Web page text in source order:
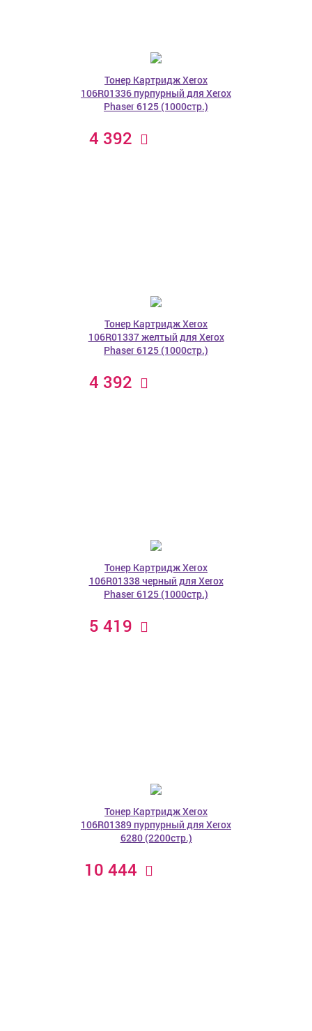
Тонер Картридж Xerox
106R01336 пурпурный для Xerox
Phaser 6125 (1000стр.)
4 392
Тонер Картридж Xerox
106R01337 желтый для Xerox
Phaser 6125 (1000стр.)
4 392
Тонер Картридж Xerox
106R01338 черный для Xerox
Phaser 6125 (1000стр.)
5 419
Тонер Картридж Xerox
106R01389 пурпурный для Xerox
6280 (2200стр.)
10 444